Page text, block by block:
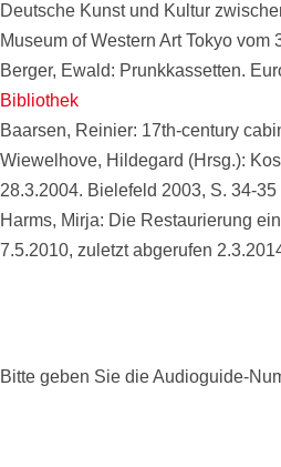
Deutsche Kunst und Kultur
Museum of Western Art Tokyo
Berger, Ewald: Prunkkassetten.
Bibliothek
Baarsen, Reinier: 17th-century
Wiewelhove, Hildegard (Hrsg.):
28.3.2004. Bielefeld 2003, S. 34-
Harms, Mirja: Die Restaurierung
7.5.2010, zuletzt abgerufen
Bitte geben Sie die Audioguide-